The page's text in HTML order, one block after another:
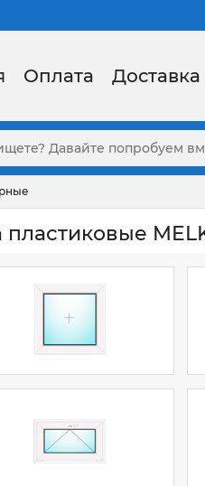
Оплата Доставка
пластиковые